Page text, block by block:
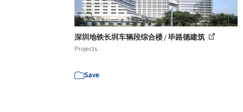
深圳地铁长圳车辆段综合楼 / 毕路德建筑
Projects
Save